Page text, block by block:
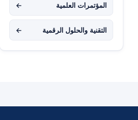
المؤتمرات العلمية ←
التقنية والحلول الرقمية ←